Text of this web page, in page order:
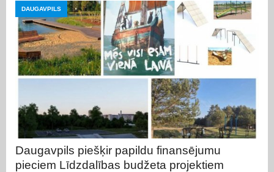
DAUGAVPILS
Daugavpils piešķir papildu finansējumu
pieciem Līdzdalības budžeta projektiem